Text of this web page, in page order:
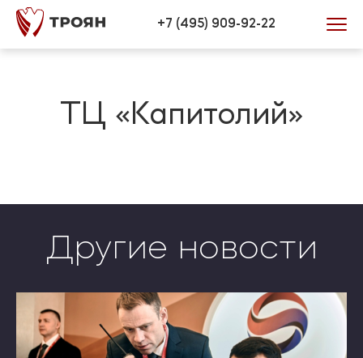
Verification: 446efd34bb0772be
+7 (495) 909-92-22
ТЦ «Капитолий»
Другие новости